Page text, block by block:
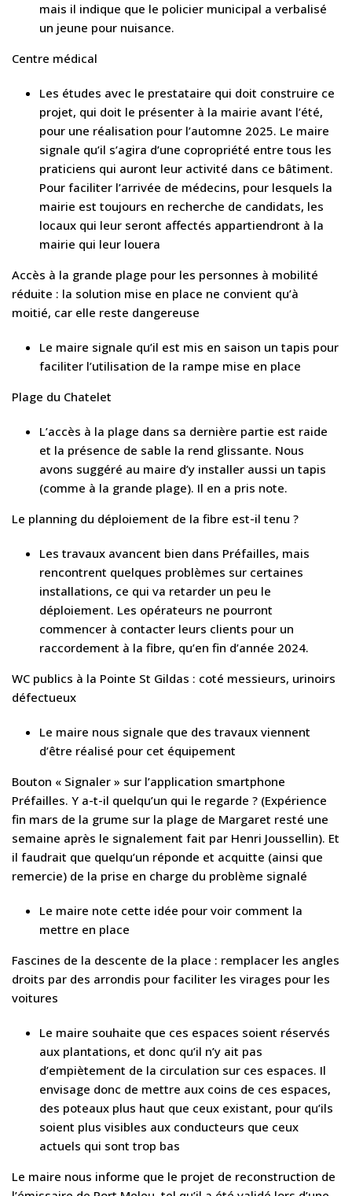
mais il indique que le policier municipal a verbalisé
un jeune pour nuisance.
Centre médical
Les études avec le prestataire qui doit construire ce
projet, qui doit le présenter à la mairie avant l’été,
pour une réalisation pour l’automne 2025. Le maire
signale qu’il s’agira d’une copropriété entre tous les
praticiens qui auront leur activité dans ce bâtiment.
Pour faciliter l’arrivée de médecins, pour lesquels la
mairie est toujours en recherche de candidats, les
locaux qui leur seront affectés appartiendront à la
mairie qui leur louera
Accès à la grande plage pour les personnes à mobilité
réduite : la solution mise en place ne convient qu’à
moitié, car elle reste dangereuse
Le maire signale qu’il est mis en saison un tapis pour
faciliter l’utilisation de la rampe mise en place
Plage du Chatelet
L’accès à la plage dans sa dernière partie est raide
et la présence de sable la rend glissante. Nous
avons suggéré au maire d’y installer aussi un tapis
(comme à la grande plage). Il en a pris note.
Le planning du déploiement de la fibre est-il tenu ?
Les travaux avancent bien dans Préfailles, mais
rencontrent quelques problèmes sur certaines
installations, ce qui va retarder un peu le
déploiement. Les opérateurs ne pourront
commencer à contacter leurs clients pour un
raccordement à la fibre, qu’en fin d’année 2024.
WC publics à la Pointe St Gildas : coté messieurs, urinoirs
défectueux
Le maire nous signale que des travaux viennent
d’être réalisé pour cet équipement
Bouton « Signaler » sur l’application smartphone
Préfailles. Y a-t-il quelqu’un qui le regarde ? (Expérience
fin mars de la grume sur la plage de Margaret resté une
semaine après le signalement fait par Henri Joussellin). Et
il faudrait que quelqu’un réponde et acquitte (ainsi que
remercie) de la prise en charge du problème signalé
Le maire note cette idée pour voir comment la
mettre en place
Fascines de la descente de la place : remplacer les angles
droits par des arrondis pour faciliter les virages pour les
voitures
Le maire souhaite que ces espaces soient réservés
aux plantations, et donc qu’il n’y ait pas
d’empiètement de la circulation sur ces espaces. Il
envisage donc de mettre aux coins de ces espaces,
des poteaux plus haut que ceux existant, pour qu’ils
soient plus visibles aux conducteurs que ceux
actuels qui sont trop bas
Le maire nous informe que le projet de reconstruction de